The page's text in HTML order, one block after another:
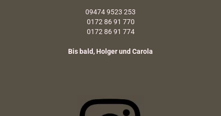
09474 9523 253
0172 86 91 770
0172 86 91 774
Bis bald, Holger und Carola